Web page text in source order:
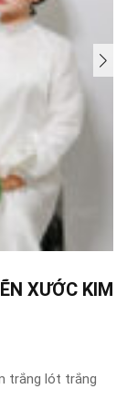
XƯỚC KIM
trắng lót trắng